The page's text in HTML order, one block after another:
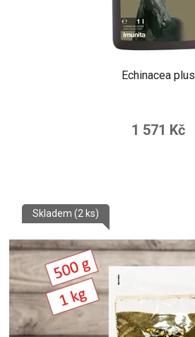
Echinacea plus
1 571 Kč
Skladem (2 ks)